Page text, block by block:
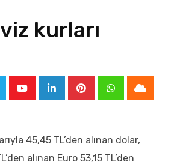
kurları
45,45 TL’den alınan dolar,
alınan Euro 53,15 TL’den